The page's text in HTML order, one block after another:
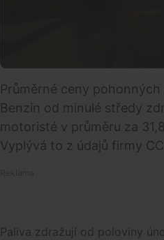
Průměrné ceny
Benzin od minulé středy
motoristé v průměru za
Vyplývá to z údajů firmy
Paliva zdražují od poloviny